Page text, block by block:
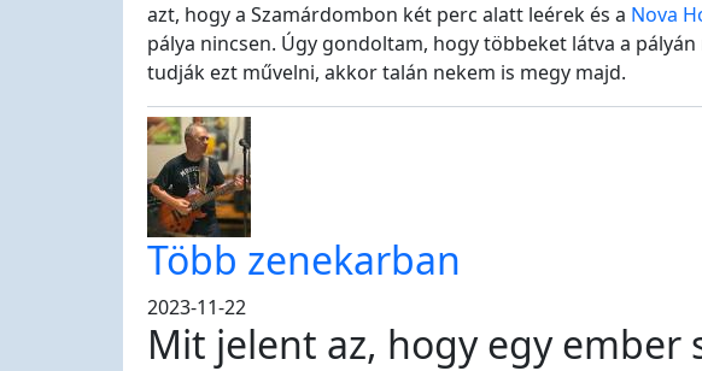
azt, hogy a Szamárdombon két perc alatt leérek és a Nova
pálya nincsen. Úgy gondoltam, hogy többeket látva a
tudják ezt művelni, akkor talán nekem is megy majd.
Több zenekarban
2023-11-22
Mit jelent az, hogy egy ember